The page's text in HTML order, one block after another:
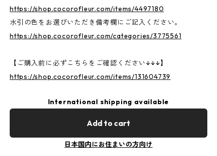
https://shop.cocorofleur.com/items/4497180
水引の色をお選びいただき備考欄にご記入ください。
https://shop.cocorofleur.com/categories/3775561
【ご購入前に必ずこちらをご確認ください↓↓↓】
https://shop.cocorofleur.com/items/131604739
International shipping available
Add to cart
日本国内にお住まいの方向け